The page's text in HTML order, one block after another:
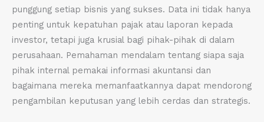
punggung setiap bisnis yang sukses. Data ini tidak hanya
penting untuk kepatuhan pajak atau laporan kepada
investor, tetapi juga krusial bagi pihak-pihak di dalam
perusahaan. Pemahaman mendalam tentang siapa saja
pihak internal pemakai informasi akuntansi dan
bagaimana mereka memanfaatkannya dapat mendorong
pengambilan keputusan yang lebih cerdas dan strategis.